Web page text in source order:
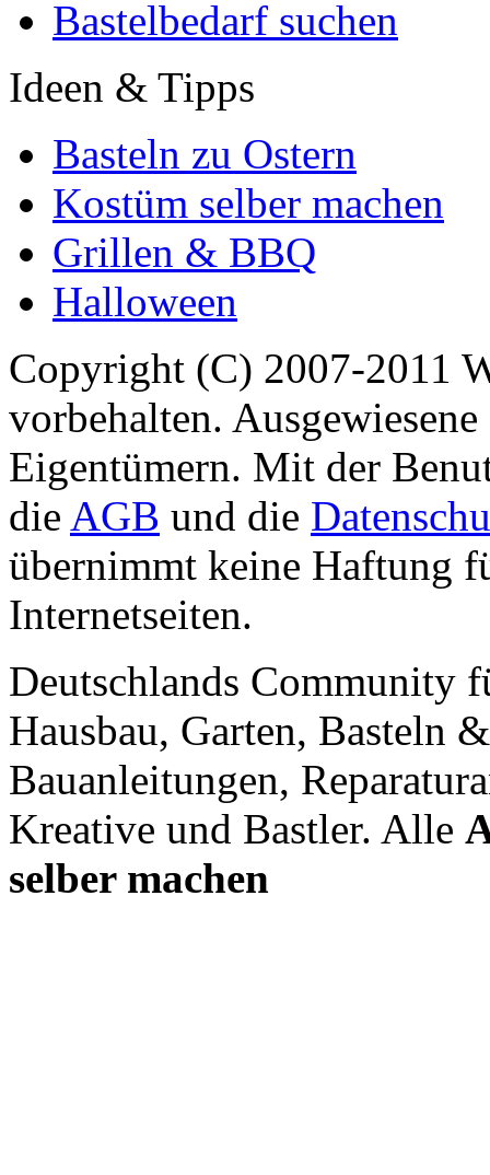
Bastelbedarf suchen
Ideen & Tipps
Basteln zu Ostern
Kostüm selber machen
Grillen & BBQ
Halloween
Copyright (C) 2007-2011
vorbehalten.
Eigentümern. Mit der
die AGB und die
übernimmt keine Haftung
Internetseiten.
Deutschlands Community
Hausbau, Garten, Basteln
Bauanleitungen,
Kreative und Bastler. Alle
selber machen